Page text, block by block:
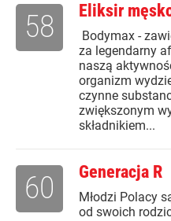
Eliksir
Bodymax -
za legendarny
naszą
organizm
czynne
zwiększonym
składnikiem...
58
Generacja R
Młodzi Polacy
od swoich
60